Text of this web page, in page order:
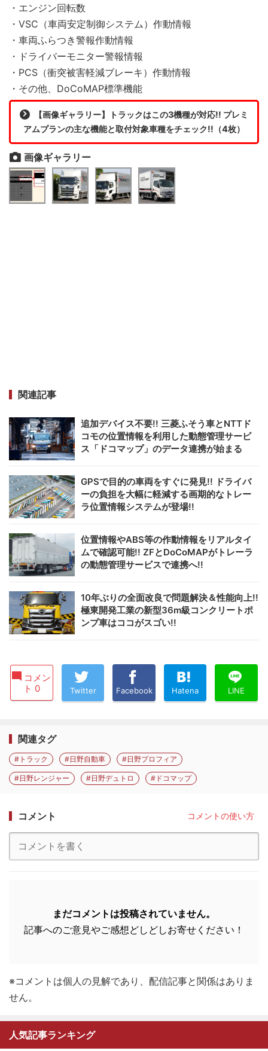
・エンジン回転数
・VSC（車両安定制御システム）作動情報
・車両ふらつき警報作動情報
・ドライバーモニター警報情報
・PCS（衝突被害軽減ブレーキ）作動情報
・その他、DoCoMAP標準機能
【画像ギャラリー】トラックはこの3機種が対応!! プレミ
アムプランの主な機能と取付対象車種をチェック!!（4枚）
画像ギャラリー
関連記事
追加デバイス不要!! 三菱ふそう車とNTTド
コモの位置情報を利用した動態管理サービ
ス「ドコマップ」のデータ連携が始まる
GPSで目的の車両をすぐに発見!! ドライバ
ーの負担を大幅に軽減する画期的なトレー
ラ位置情報システムが登場!!
位置情報やABS等の作動情報をリアルタイ
ムで確認可能!! ZFとDoCoMAPがトレーラ
の動態管理サービスで連携へ!!
10年ぶりの全面改良で問題解決＆性能向上!!
極東開発工業の新型36m級コンクリートポ
ンプ車はココがスゴい!!
コメン
ト 0
Twitter Facebook Hatena LINE
関連タグ
#トラック #日野自動車 #日野プロフィア
#日野レンジャー #日野デュトロ #ドコマップ
コメント コメントの使い方
まだコメントは投稿されていません。
記事へのご意見やご感想どしどしお寄せください！
※コメントは個人の見解であり、配信記事と関係はありま
せん。
人気記事ランキング